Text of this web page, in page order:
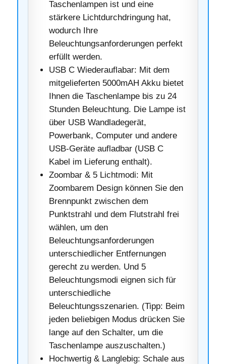
Taschenlampen ist und eine
stärkere Lichtdurchdringung hat,
wodurch Ihre
Beleuchtungsanforderungen perfekt
erfüllt werden.
USB C Wiederauflabar: Mit dem
mitgelieferten 5000mAH Akku bietet
Ihnen die Taschenlampe bis zu 24
Stunden Beleuchtung. Die Lampe ist
über USB Wandladegerät,
Powerbank, Computer und andere
USB-Geräte aufladbar (USB C
Kabel im Lieferung enthalt).
Zoombar & 5 Lichtmodi: Mit
Zoombarem Design können Sie den
Brennpunkt zwischen dem
Punktstrahl und dem Flutstrahl frei
wählen, um den
Beleuchtungsanforderungen
unterschiedlicher Entfernungen
gerecht zu werden. Und 5
Beleuchtungsmodi eignen sich für
unterschiedliche
Beleuchtungsszenarien. (Tipp: Beim
jeden beliebigen Modus drücken Sie
lange auf den Schalter, um die
Taschenlampe auszuschalten.)
Hochwertig & Langlebig: Schale aus